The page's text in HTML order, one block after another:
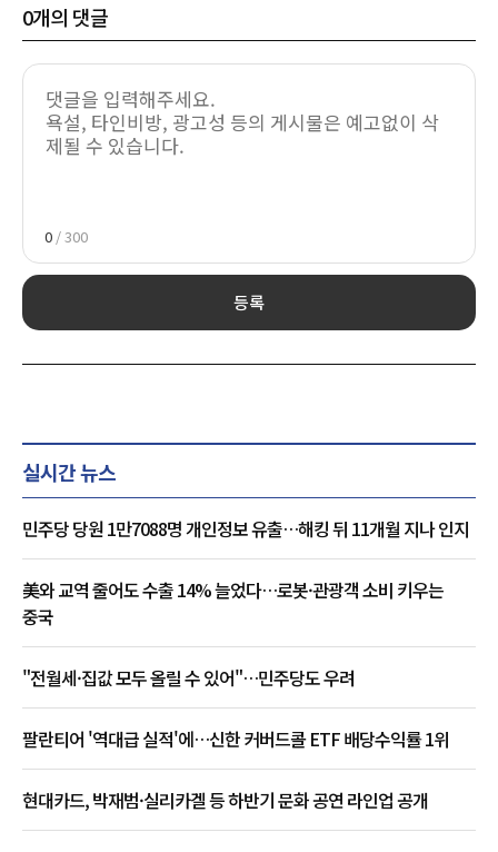
0개의 댓글
0 / 300
등록
실시간 뉴스
민주당 당원 1만7088명 개인정보 유출…해킹 뒤 11개월 지나 인지
美와 교역 줄어도 수출 14% 늘었다…로봇·관광객 소비 키우는
중국
"전월세·집값 모두 올릴 수 있어"…민주당도 우려
팔란티어 '역대급 실적'에…신한 커버드콜 ETF 배당수익률 1위
현대카드, 박재범·실리카겔 등 하반기 문화 공연 라인업 공개